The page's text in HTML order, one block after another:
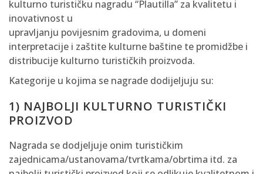
kulturno turističku nagradu “Plautilla” za kvalitetu i
inovativnost u
upravljanju povijesnim gradovima, u domeni
interpretacije i zaštite kulturne baštine te promidžbe i
distribucije kulturno turističkih proizvoda.
Kategorije u kojima se nagrade dodijeljuju su:
1) NAJBOLJI KULTURNO TURISTIČKI
PROIZVOD
Nagrada se dodjeljuje onim turističkim
zajednicama/ustanovama/tvrtkama/obrtima itd. za